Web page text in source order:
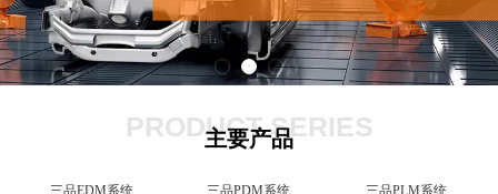
PRODUCT SERIES
主要产品
三品EDM系统 三品PDM系统 三品PLM系统